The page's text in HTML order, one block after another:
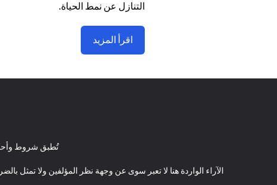
التنازل عن نمط الحياة.
اقرأ المزيد
تُطبق شروط
الآراء الواردة هنا لا تعبر سوى عن وجهة نظر المؤلفين ولا تمثل